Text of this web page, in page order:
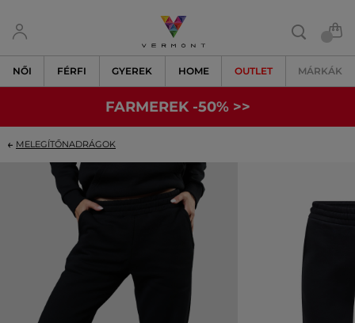
NŐI FÉRFI GYEREK HOME OUTLET MÁRKÁK
FARMEREK -50% >>
MELEGÍTŐNADRÁGOK